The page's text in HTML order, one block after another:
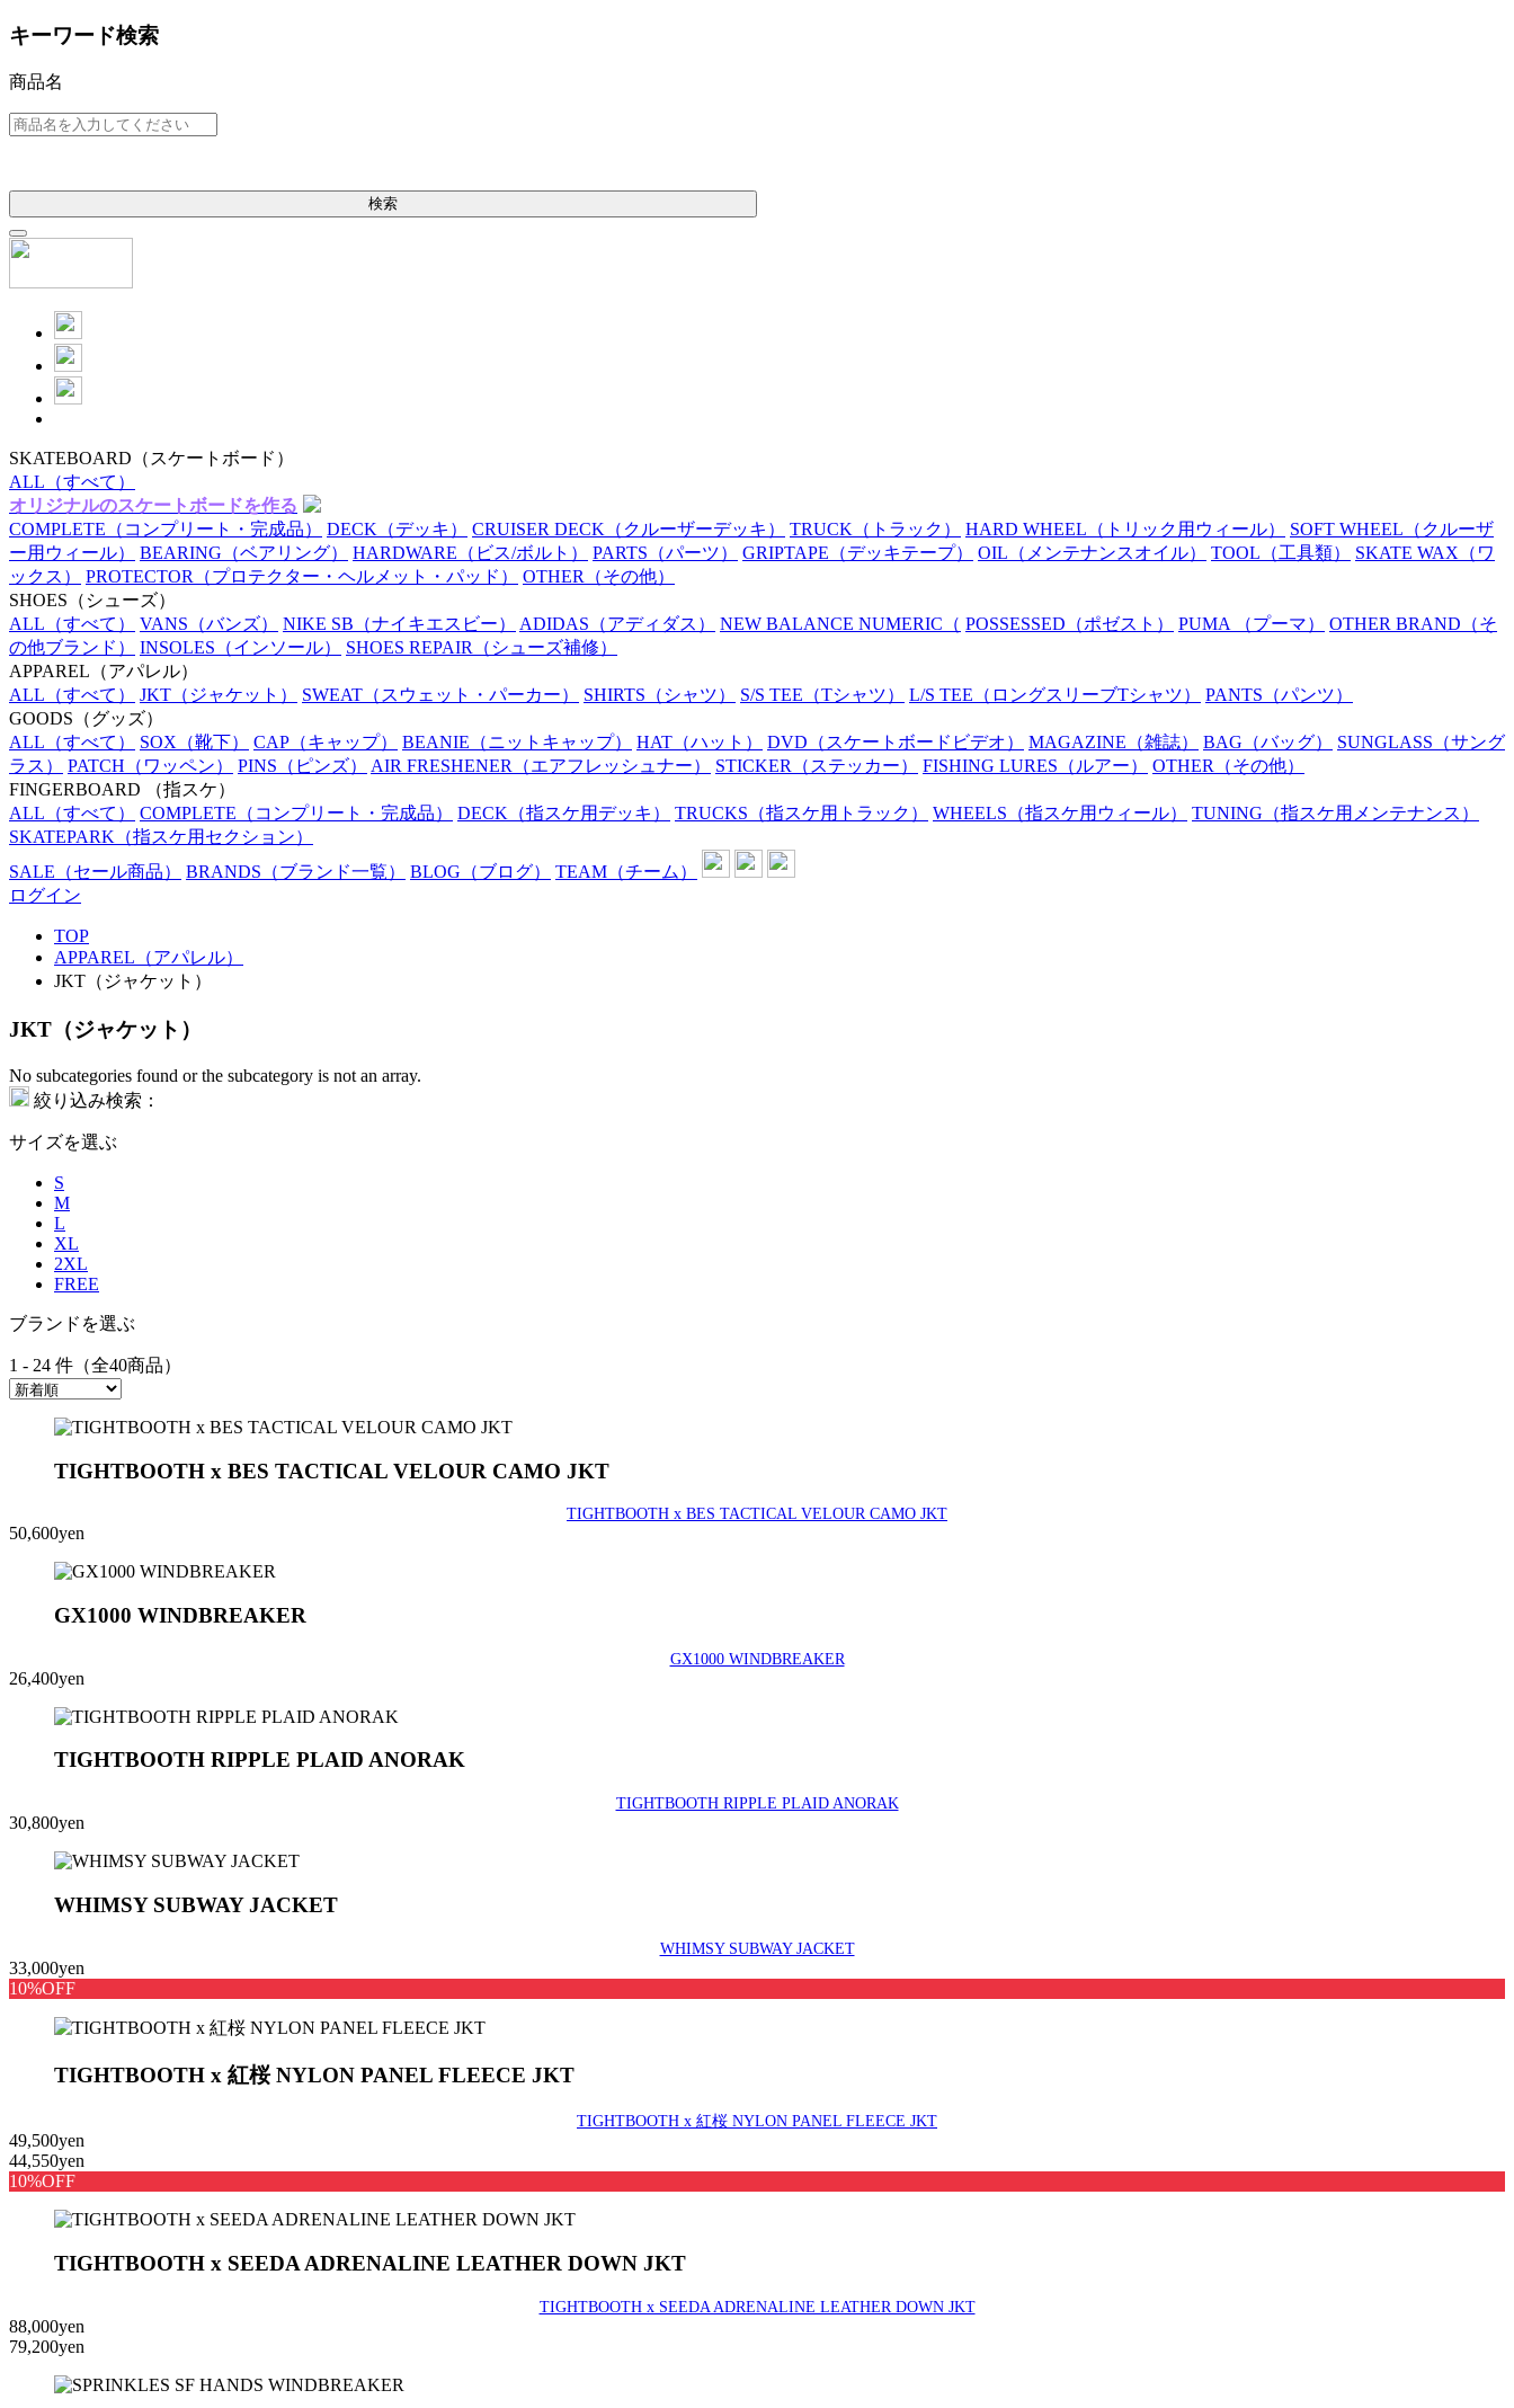
キーワード検索
商品名
検索
SKATEBOARD （スケートボード）
ALL （すべて）
オリジナルのスケートボードを作る
COMPLETE （コンプリート・完成品） DECK （デッキ） CRUISER DECK （クルーザーデッキ） TRUCK （トラック） HARD WHEEL （トリック用ウィール） SOFT WHEEL （クルーザ
ー用ウィール）
BEARING （ベアリング） HARDWARE （ビス/ボルト） PARTS （パーツ） GRIPTAPE （デッキテープ） OIL （メンテナンスオイル） TOOL （工具類） SKATE WAX （ワ
ックス）
PROTECTOR （プロテクター・ヘルメット・パッド） OTHER （その他）
SHOES （シューズ）
ALL （すべて） VANS （バンズ） NIKE SB （ナイキエスビー） ADIDAS （アディダス） NEW BALANCE NUMERIC （ POSSESSED （ポゼスト） PUMA （プーマ） OTHER BRAND （そ
の他ブランド）
INSOLES （インソール） SHOES REPAIR （シューズ補修）
APPAREL （アパレル）
ALL （すべて） JKT （ジャケット） SWEAT （スウェット・パーカー） SHIRTS （シャツ） S/S TEE （Tシャツ） L/S TEE （ロングスリーブTシャツ） PANTS （パンツ）
GOODS （グッズ）
ALL （すべて） SOX （靴下） CAP （キャップ） BEANIE （ニットキャップ） HAT （ハット） DVD （スケートボードビデオ） MAGAZINE （雑誌） BAG （バッグ） SUNGLASS （サング
ラス）
PATCH （ワッペン） PINS （ピンズ） AIR FRESHENER （エアフレッシュナー） STICKER （ステッカー） FISHING LURES （ルアー） OTHER （その他）
FINGERBOARD
（指スケ）
ALL （すべて） COMPLETE （コンプリート・完成品） DECK （指スケ用デッキ） TRUCKS （指スケ用トラック） WHEELS （指スケ用ウィール） TUNING （指スケ用メンテナンス）
SKATEPARK （指スケ用セクション）
SALE （セール商品） BRANDS （ブランド一覧） BLOG （ブログ） TEAM （チーム）
ログイン
TOP
APPAREL（アパレル）
JKT（ジャケット）
JKT（ジャケット）
No subcategories found or the subcategory is not an array.
絞り込み検索：
サイズを選ぶ
S
M
L
XL
2XL
FREE
ブランドを選ぶ
1 - 24 件（全40商品）
TIGHTBOOTH x BES TACTICAL VELOUR CAMO JKT
TIGHTBOOTH x BES TACTICAL VELOUR CAMO JKT
50,600yen
GX1000 WINDBREAKER
GX1000 WINDBREAKER
26,400yen
TIGHTBOOTH RIPPLE PLAID ANORAK
TIGHTBOOTH RIPPLE PLAID ANORAK
30,800yen
WHIMSY SUBWAY JACKET
WHIMSY SUBWAY JACKET
33,000yen
10%OFF
TIGHTBOOTH x 紅桜 NYLON PANEL FLEECE JKT
TIGHTBOOTH x 紅桜 NYLON PANEL FLEECE JKT
49,500yen
44,550yen
10%OFF
TIGHTBOOTH x SEEDA ADRENALINE LEATHER DOWN JKT
TIGHTBOOTH x SEEDA ADRENALINE LEATHER DOWN JKT
88,000yen
79,200yen